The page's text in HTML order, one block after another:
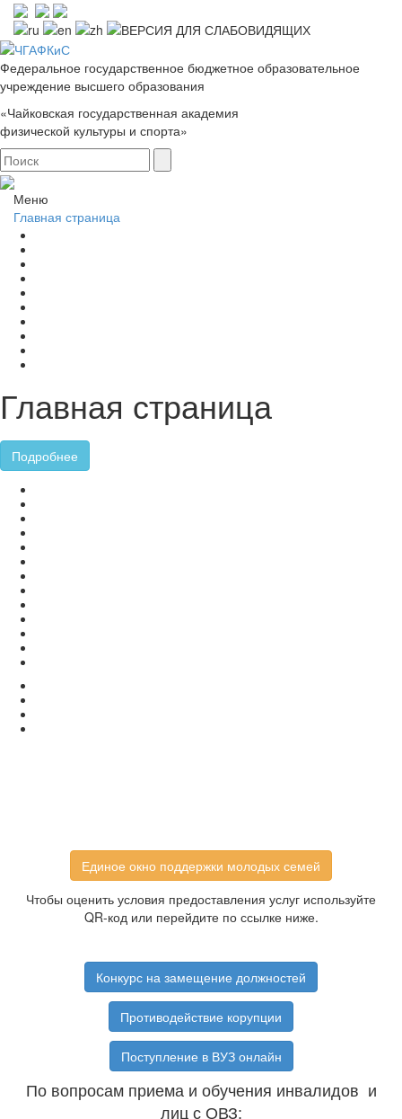
Федеральное государственное бюджетное образовательное
учреждение высшего образования
«Чайковская государственная академия
физической культуры и спорта»
Меню
Главная страница
Главная страница
Подробнее
Единое окно поддержки молодых семей
Чтобы оценить условия предоставления услуг используйте
QR-код или перейдите по ссылке ниже.
Конкурс на замещение должностей
Противодействие корупции
Поступление в ВУЗ онлайн
По вопросам приема и обучения инвалидов и
лиц с ОВЗ: